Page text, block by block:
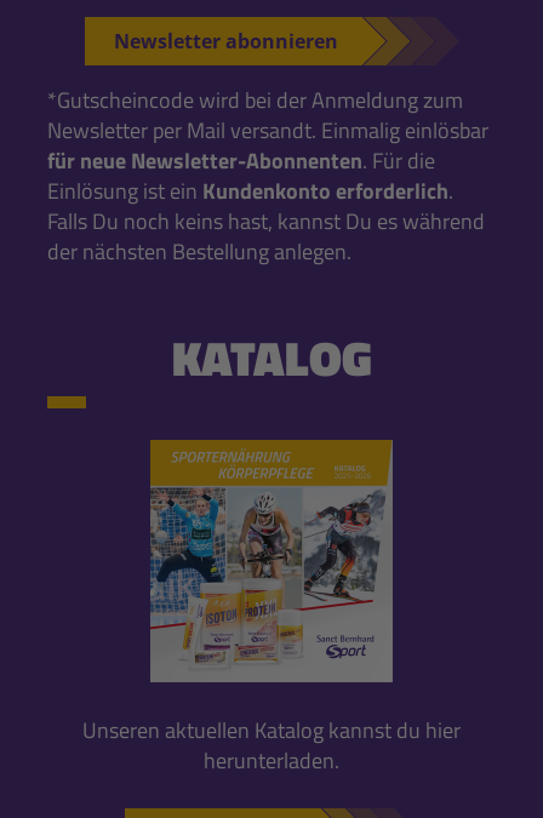
Newsletter abonnieren
*Gutscheincode wird bei der Anmeldung zum
Newsletter per Mail versandt. Einmalig einlösbar
für neue Newsletter-Abonnenten. Für die
Einlösung ist ein Kundenkonto erforderlich.
Falls Du noch keins hast, kannst Du es während
der nächsten Bestellung anlegen.
KATALOG
Unseren aktuellen Katalog kannst du hier
herunterladen.